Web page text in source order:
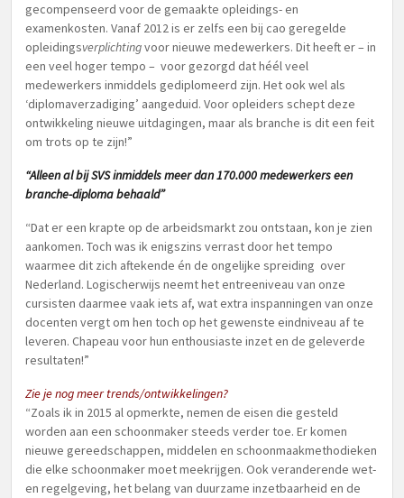
gecompenseerd voor de gemaakte opleidings- en
examenkosten. Vanaf 2012 is er zelfs een bij cao geregelde
opleidingsverplichtingvoor nieuwe medewerkers. Dit heeft er – in
een veel hoger tempo – voor gezorgd dat héél veel
medewerkers inmiddels gediplomeerd zijn. Het ook wel als
‘diplomaverzadiging’ aangeduid. Voor opleiders schept deze
ontwikkeling nieuwe uitdagingen, maar als branche is dit een feit
om trots op te zijn!”
“Alleen al bij SVS inmiddels meer dan 170.000 medewerkers een
branche-diploma behaald”
“Dat er een krapte op de arbeidsmarkt zou ontstaan, kon je zien
aankomen. Toch was ik enigszins verrast door het tempo
waarmee dit zich aftekende én de ongelijke spreiding over
Nederland. Logischerwijs neemt het entreeniveau van onze
cursisten daarmee vaak iets af, wat extra inspanningen van onze
docenten vergt om hen toch op het gewenste eindniveau af te
leveren. Chapeau voor hun enthousiaste inzet en de geleverde
resultaten!”
Zie je nog meer trends/ontwikkelingen?
“Zoals ik in 2015 al opmerkte, nemen de eisen die gesteld
worden aan een schoonmaker steeds verder toe. Er komen
nieuwe gereedschappen, middelen en schoonmaakmethodieken
die elke schoonmaker moet meekrijgen. Ook veranderende wet-
en regelgeving, het belang van duurzame inzetbaarheid en de